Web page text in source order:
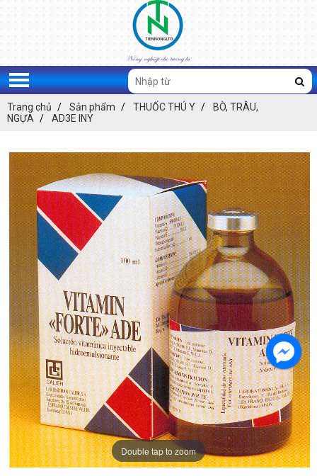
Trang chủ Sản phẩm THUỐC THÚ Y
BÒ, TRÂU,
NGỰA
AD3E INY
Double tap to zoom